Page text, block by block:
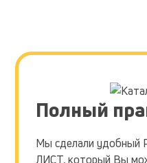
Полный
Мы сделали удобный
ЛИСТ, который Вы